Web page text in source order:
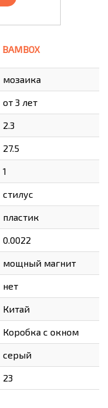
BAMBOX
мозаика
от 3 лет
2.3
27.5
1
стилус
пластик
0.0022
мощный магнит
нет
Китай
Коробка с окном
серый
23